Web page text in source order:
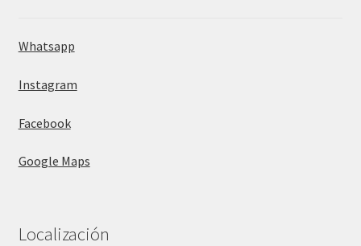
Whatsapp
Instagram
Facebook
Google Maps
Localización